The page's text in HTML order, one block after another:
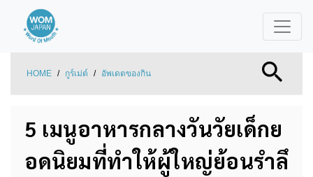
HOME / กูร์เม่ต์ / อัพเดตของกิน
5 เมนูอาหารกลางวันวัยเด็กย
อดนิยมที่ทำให้ผู้ใหญ่ย้อนรำลึ